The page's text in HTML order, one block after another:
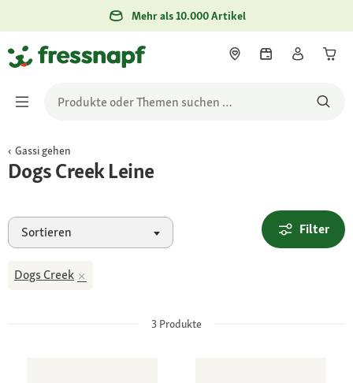
Mehr als 10.000 Artikel
Gassi gehen
Dogs Creek Leine
Sortieren Filter
Dogs Creek
3 Produkte